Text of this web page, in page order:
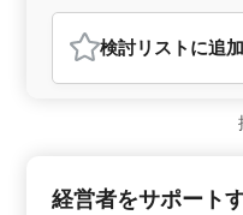
社
おすすめポイント
＜運送業界に特化した
にある社労士事務所が
集しています。運送業
ラン人材を求めており、
検討リスト に追加
経営者をサポート